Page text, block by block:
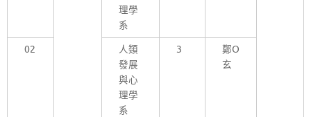
理學
系
02
人類
發展
與心
理學
系
3
鄭O
玄